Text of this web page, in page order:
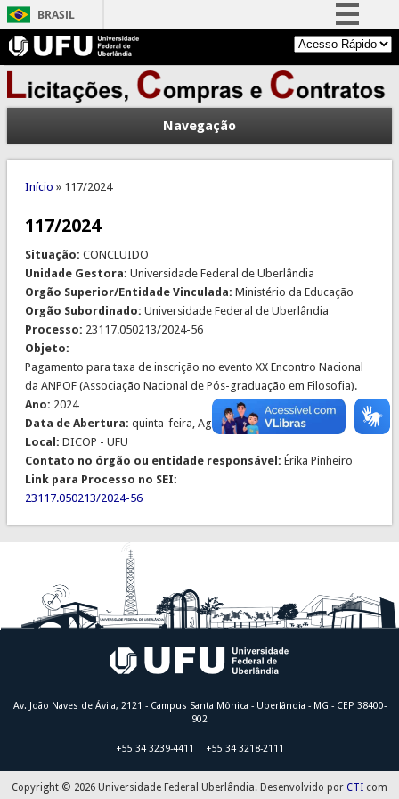
BRASIL
Simplifique!
Comunica BR
Participe
Acesso à informação
Legislação
Navegação
Você está aqui
Início » 117/2024
117/2024
Situação: CONCLUIDO
Unidade Gestora: Universidade Federal de Uberlândia
Orgão Superior/Entidade Vinculada: Ministério da Educação
Orgão Subordinado: Universidade Federal de Uberlândia
Processo: 23117.050213/2024-56
Objeto:
Pagamento para taxa de inscrição no evento XX Encontro Nacional
da ANPOF (Associação Nacional de Pós-graduação em Filosofia).
Ano: 2024
Data de Abertura: quinta-feira, Agosto 8, 2024
Local: DICOP - UFU
Contato no órgão ou entidade responsável: Érika Pinheiro
Link para Processo no SEI:
23117.050213/2024-56
Av. João Naves de Ávila, 2121 - Campus Santa Mônica - Uberlândia - MG - CEP 38400-
902
+55 34 3239-4411 | +55 34 3218-2111
Copyright © 2026 Universidade Federal Uberlândia. Desenvolvido por CTI com